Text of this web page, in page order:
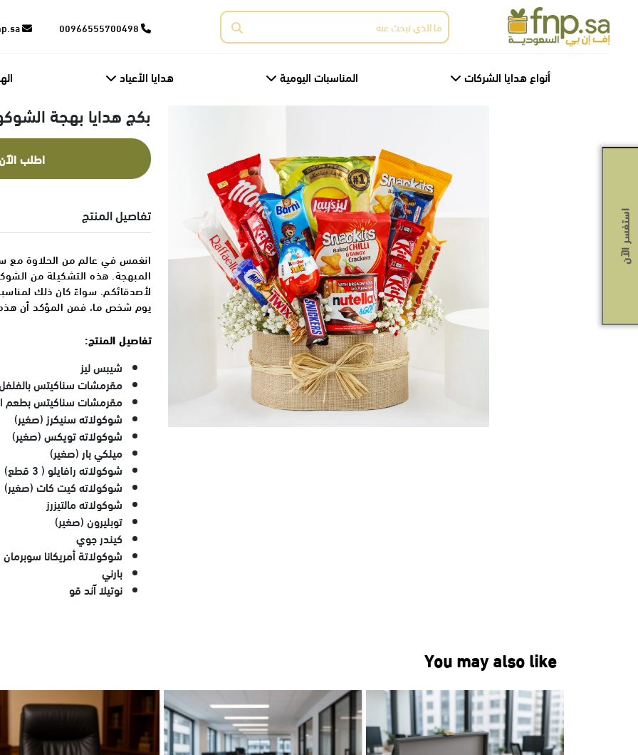
استفسر الآن
البحث
عن:
أنواع هدايا الشركات المناسبات اليومية هدايا الأعياد
بكج هدايا بهجة
اطلب
تفاصيل المنتج
انغمس في عالم من الحلاوة مع
المبهجة. هذه التشكيلة من
لأصدقائكم. سواءً كان ذلك
يوم شخص ما، فمن المؤكد أن
تفاصيل المنتج:
شيبس ليز
مقرمشات سناكيتس بالفلفل
مقرمشات سناكيتس بطعم
شوكولاته سنيكرز (صغير)
شوكولاته تويكس (صغير)
ميلكي بار (صغير)
شوكولاته رافايلو ( 3 قطع)
شوكولاته كيت كات (صغير)
شوكولاته مالتيزرز
توبليرون (صغير)
كيندر جوي
شوكولاتة أمريكانا
بارني
نوتيلا آند قو
You may also like